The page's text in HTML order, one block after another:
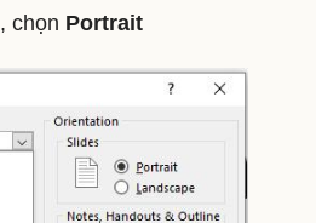
, chọn Portrait